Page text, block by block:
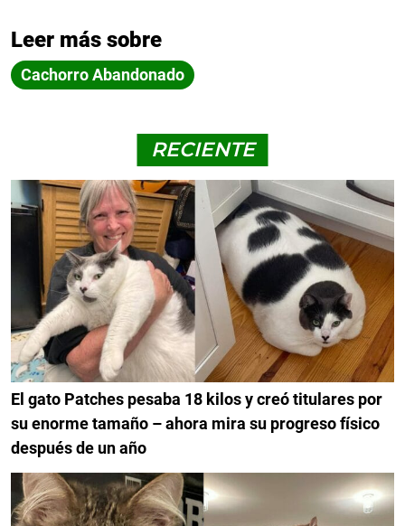
Leer más sobre
Cachorro Abandonado
RECIENTE
El gato Patches pesaba 18 kilos y creó titulares por
su enorme tamaño – ahora mira su progreso físico
después de un año